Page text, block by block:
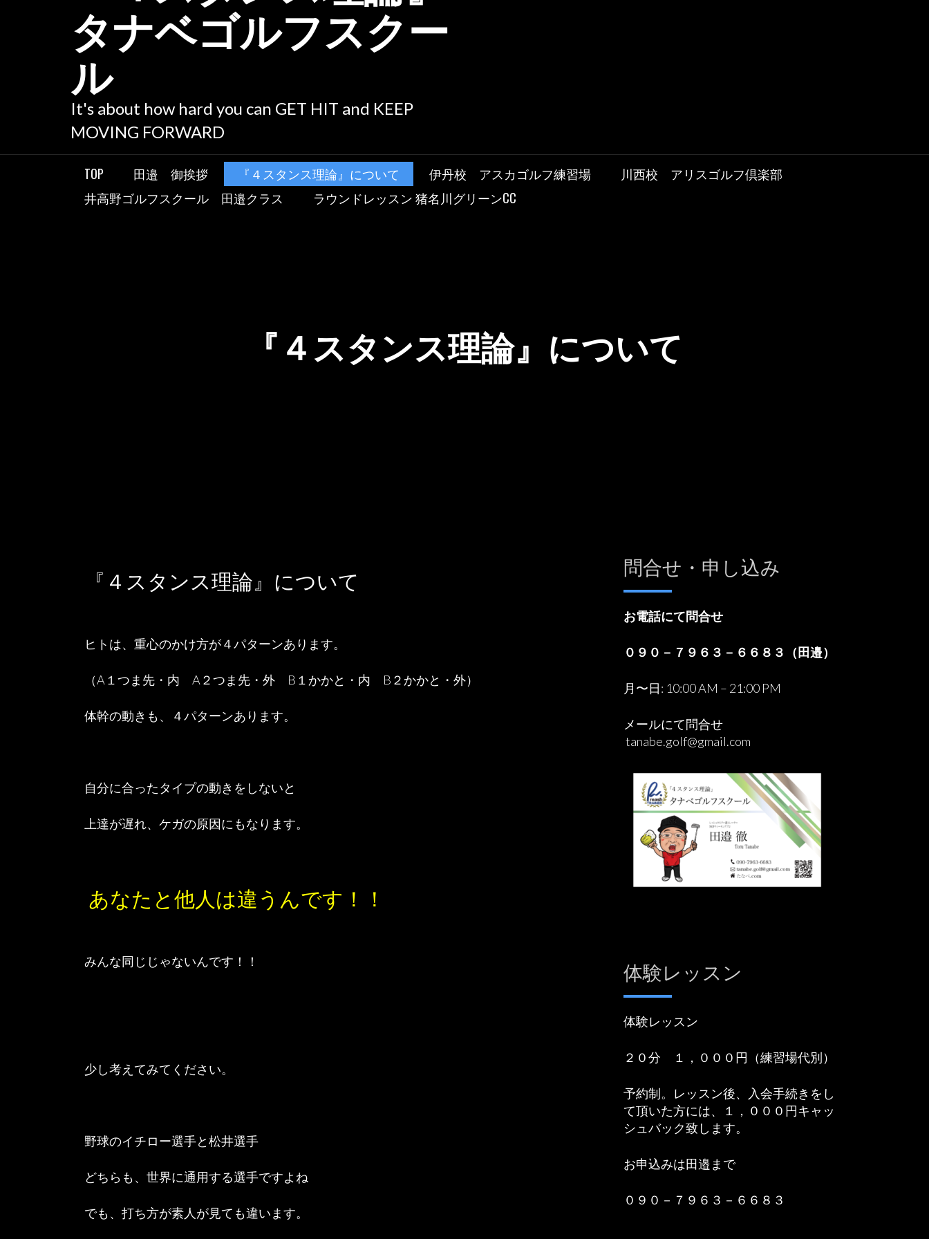
タナベゴルフスクー
ル
It's about how hard you can GET HIT and KEEP
MOVING FORWARD
TOP 田邉 御挨拶 『４スタンス理論』について 伊丹校 アスカゴルフ練習場
川西校 アリスゴルフ倶楽部
井高野ゴルフスクール 田邉クラス
ラウンドレッスン 猪名川グリーンCC
『４スタンス理論』について
『４スタンス理論』について
ヒトは、重心のかけ方が４パターンあります。
（A１つま先・内 A２つま先・外 B１かかと・内 B２かかと・外）
体幹の動きも、４パターンあります。
自分に合ったタイプの動きをしないと
上達が遅れ、ケガの原因にもなります。
あなたと他人は違うんです！！
みんな同じじゃないんです！！
少し考えてみてください。
野球のイチロー選手と松井選手
どちらも、世界に通用する選手ですよね
でも、打ち方が素人が見ても違います。
問合せ・申し込み
お電話にて問合せ
０９０－７９６３－６６８３（田邉）
月〜日: 10:00 AM – 21:00 PM
メールにて問合せ
tanabe.golf@gmail.com
体験レッスン
体験レッスン
２０分 １，０００円（練習場代別）
予約制。レッスン後、入会手続きをし
て頂いた方には、１，０００円キャッ
シュバック致します。
お申込みは田邉まで
０９０－７９６３－６６８３